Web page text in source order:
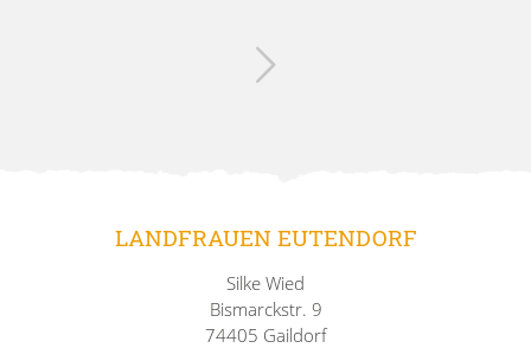
LANDFRAUEN EUTENDORF
Silke Wied
Bismarckstr. 9
74405 Gaildorf